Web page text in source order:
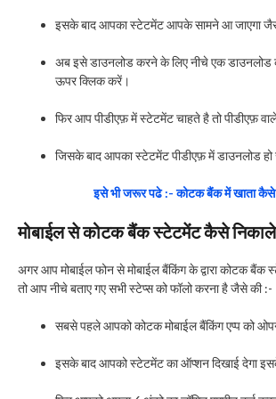
इसके बाद आपका स्टेटमेंट आपके सामने आ जाएगा
अब इसे डाउनलोड करने के लिए नीचे एक डाउनलोड
ऊपर क्लिक करें।
फिर आप पीडीएफ़ में स्टेटमेंट चाहते है तो पीडीएफ़
जिसके बाद आपका स्टेटमेंट पीडीएफ़ में डाउनलोड हो
इसे भी जरूर पढे :- कोटक बैंक में खाता
मोबाईल से कोटक बैंक स्टेटमेंट कैसे
अगर आप मोबाईल फोन से मोबाईल बैंकिंग के द्वारा कोटक बैंक
तो आप नीचे बताए गए सभी स्टेप्स को फॉलो करना है जैसे की :-
सबसे पहले आपको कोटक मोबाईल बैंकिंग एप्प को
इसके बाद आपको स्टेटमेंट का ऑप्शन दिखाई देगा